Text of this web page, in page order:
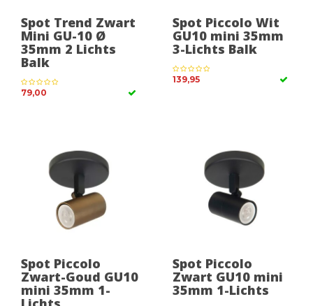
Spot Trend Zwart
Mini GU-10 Ø
35mm 2 Lichts
Balk
79,00
Spot Piccolo Wit
GU10 mini 35mm
3-Lichts Balk
139,95
Spot Piccolo
Zwart-Goud GU10
mini 35mm 1-
Spot Piccolo
Zwart GU10 mini
35mm 1-Lichts